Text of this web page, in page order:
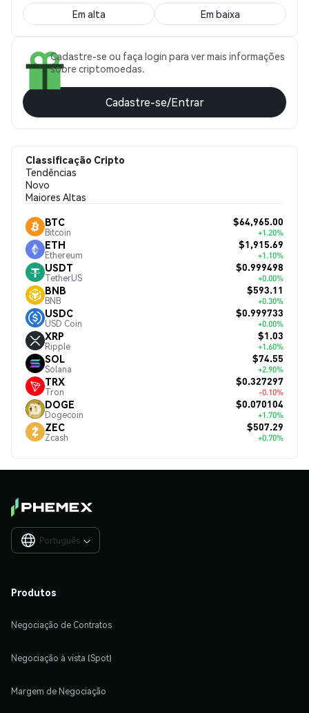
Em alta Em baixa
Cadastre-se ou faça login para ver mais informações
sobre criptomoedas.
Cadastre-se/Entrar
Classificação Cripto
Tendências
Novo
Maiores Altas
BTC
Bitcoin
$64,965.00
+1.20%
ETH
Ethereum
$1,915.69
+1.10%
USDT
TetherUS
$0.999498
+0.00%
BNB
BNB
$593.11
+0.30%
USDC
USD Coin
$0.999733
+0.00%
XRP
Ripple
$1.03
+1.60%
SOL
Solana
$74.55
+2.90%
TRX
Tron
$0.327297
-0.10%
DOGE
Dogecoin
$0.070104
+1.70%
ZEC
Zcash
$507.29
+0.70%
Português 
Produtos
Negociação de Contratos
Negociação à vista (Spot)
Margem de Negociação